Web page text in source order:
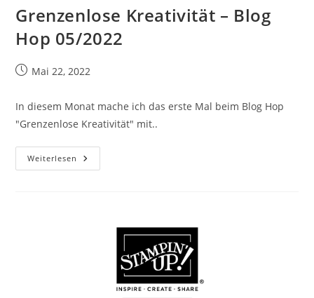
Grenzenlose Kreativität – Blog
Hop 05/2022
BeitragMai 22, 2022
In diesem Monat mache ich das erste Mal beim Blog Hop
"Grenzenlose Kreativität" mit..
Weiterlesen Grenzenlose
Kreativität